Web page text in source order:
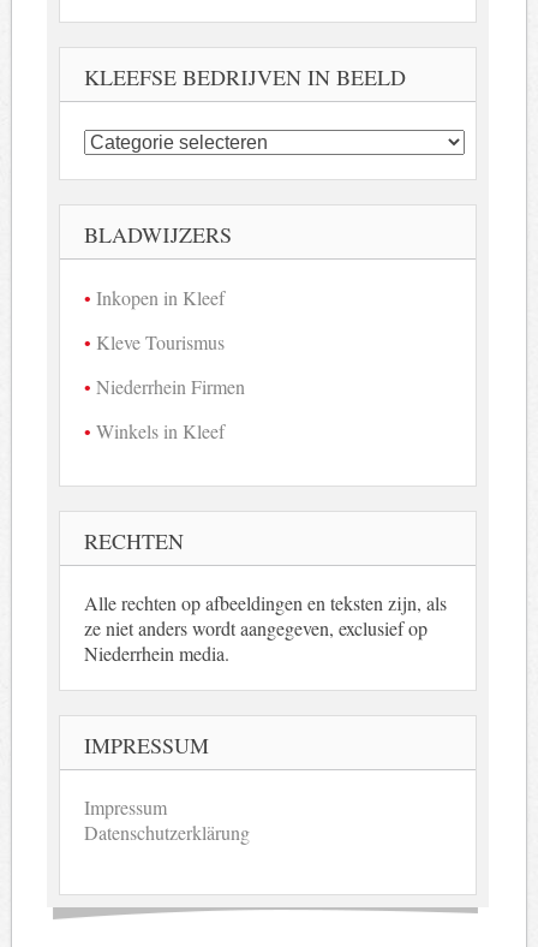
KLEEFSE BEDRIJVEN IN BEELD
Kleefse
bedrijven
beeld
BLADWIJZERS
Inkopen in Kleef
Kleve Tourismus
Niederrhein Firmen
Winkels in Kleef
RECHTEN
Alle rechten op afbeeldingen en teksten zijn, als
ze niet anders wordt aangegeven, exclusief op
Niederrhein media.
IMPRESSUM
Impressum
Datenschutzerklärung